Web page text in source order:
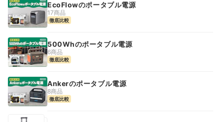
EcoFlowのポータブル電源
17商品
徹底比較
500Whのポータブル電源
6商品
徹底比較
Ankerのポータブル電源
8商品
徹底比較